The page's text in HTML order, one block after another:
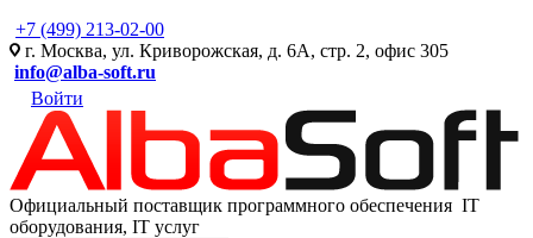
+7 (499) 213-02-00
г. Москва, ул. Криворожская, д. 6А, стр. 2, офис 305
info@alba-soft.ru
Войти
Официальный поставщик программного обеспечения IT
оборудования, IT услуг